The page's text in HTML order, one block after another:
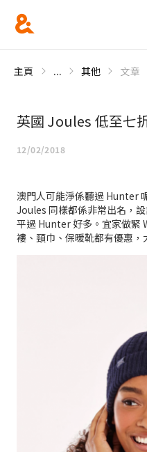
主頁 ... 其他 文章
英國 Joules 低至七
12/02/2018
澳門人可能淨係聽過 Hunter
Joules 同樣都係非常出名，
平過 Hunter 好多。宜家做緊
褸、頸巾、保暖靴都有優惠，